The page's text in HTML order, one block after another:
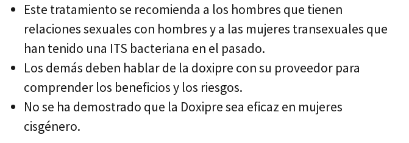
Este tratamiento se recomienda a los hombres que tienen
relaciones sexuales con hombres y a las mujeres transexuales que
han tenido una ITS bacteriana en el pasado.
Los demás deben hablar de la doxipre con su proveedor para
comprender los beneficios y los riesgos.
No se ha demostrado que la Doxipre sea eficaz en mujeres
cisgénero.